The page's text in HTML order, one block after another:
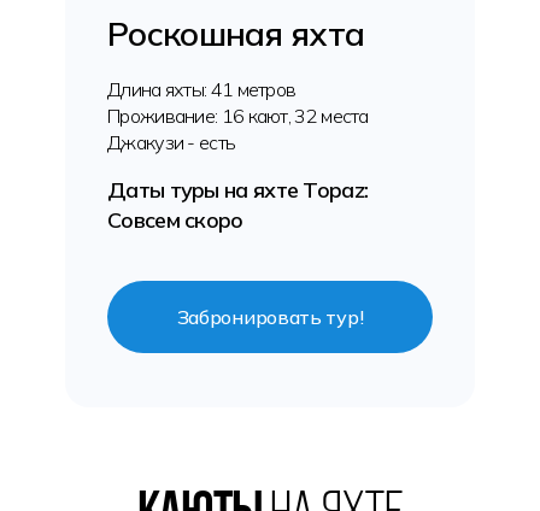
Роскошная яхта
Длина яхты: 41 метров
Проживание: 16 кают, 32 места
Джакузи - есть
Даты туры на яхте Topaz:
Совсем скоро
Забронировать тур!